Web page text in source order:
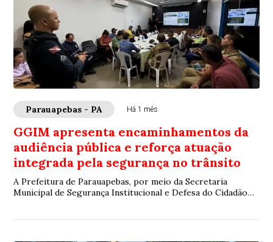
Parauapebas - PA Há 1 mês
GGIM apresenta encaminhamentos da
audiência pública e reforça atuação
integrada pela segurança no trânsito
A Prefeitura de Parauapebas, por meio da Secretaria
Municipal de Segurança Institucional e Defesa do Cidadão